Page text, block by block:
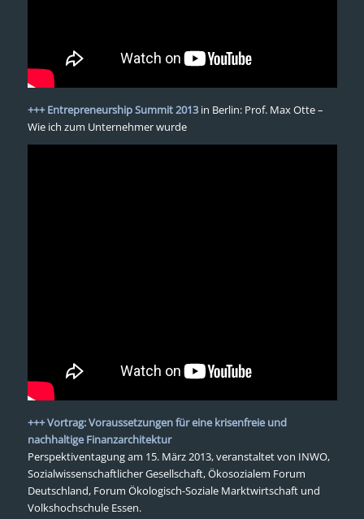
+++ Entrepreneurship Summit 2013in Berlin: Prof. Max Otte –
Wie ich zum Unternehmer wurde
+++ Vortrag: Voraussetzungen für eine krisenfreie und
nachhaltige Finanzarchitektur
Perspektiventagung am 15. März 2013, veranstaltet von INWO,
Sozialwissenschaftlicher Gesellschaft, Ökosozialem Forum
Deutschland, Forum Ökologisch-Soziale Marktwirtschaft und
Volkshochschule Essen.